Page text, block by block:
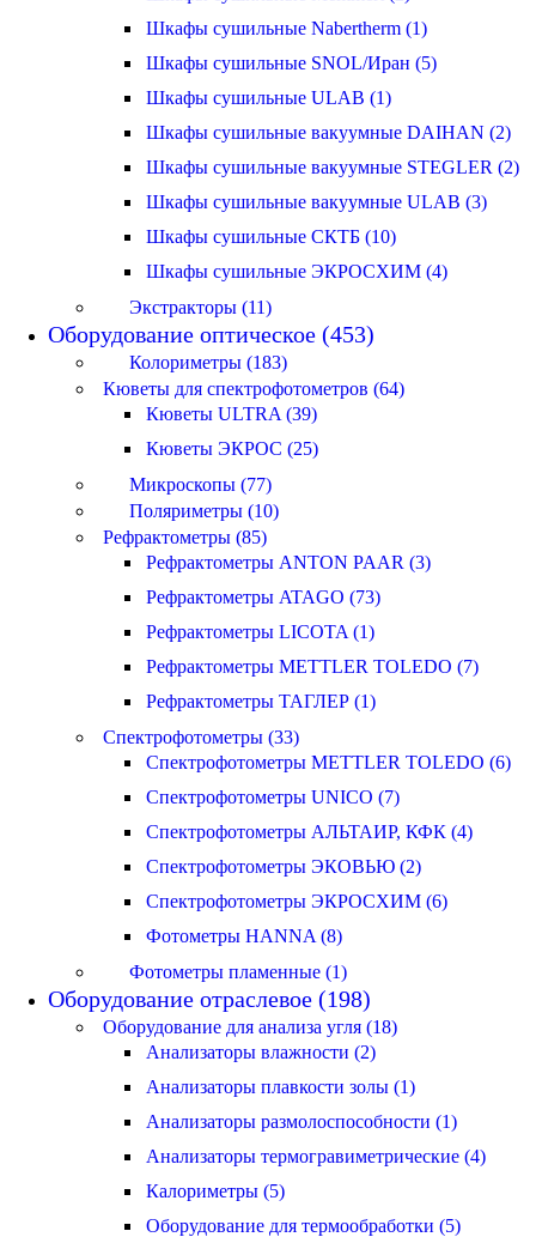
Шкафы сушильные Nabertherm (1)
Шкафы сушильные SNOL/Иран (5)
Шкафы сушильные ULAB (1)
Шкафы сушильные вакуумные DAIHAN (2)
Шкафы сушильные вакуумные STEGLER (2)
Шкафы сушильные вакуумные ULAB (3)
Шкафы сушильные СКТБ (10)
Шкафы сушильные ЭКРОСХИМ (4)
Экстракторы (11)
Оборудование оптическое (453)
Колориметры (183)
Кюветы для спектрофотометров (64)
Кюветы ULTRA (39)
Кюветы ЭКРОС (25)
Микроскопы (77)
Поляриметры (10)
Рефрактометры (85)
Рефрактометры ANTON PAAR (3)
Рефрактометры ATAGO (73)
Рефрактометры LICOTA (1)
Рефрактометры METTLER TOLEDO (7)
Рефрактометры ТАГЛЕР (1)
Спектрофотометры (33)
Спектрофотометры METTLER TOLEDO (6)
Спектрофотометры UNICO (7)
Спектрофотометры АЛЬТАИР, КФК (4)
Спектрофотометры ЭКОВЬЮ (2)
Спектрофотометры ЭКРОСХИМ (6)
Фотометры HANNA (8)
Фотометры пламенные (1)
Оборудование отраслевое (198)
Оборудование для анализа угля (18)
Анализаторы влажности (2)
Анализаторы плавкости золы (1)
Анализаторы размолоспособности (1)
Анализаторы термогравиметрические (4)
Калориметры (5)
Оборудование для термообработки (5)